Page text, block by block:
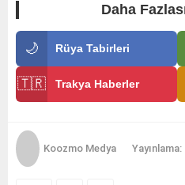
Daha
🌙 Rüya Tabirleri
🇹🇷 Trakya Haberler
Koozmo Medya